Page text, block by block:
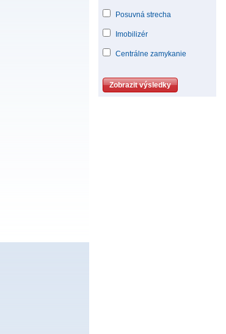
Posuvná strecha
Imobilizér
Centrálne zamykanie